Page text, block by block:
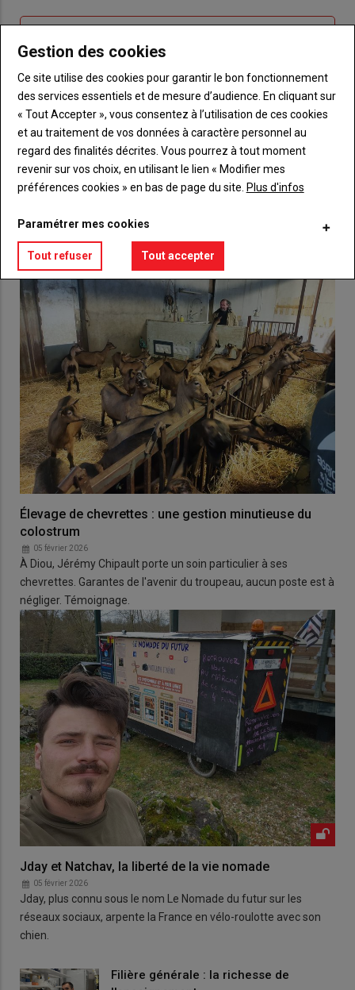
titre
TITRE CRÉEZ UN COMPTE
BodyChoisissez votre formule et créez votre
compte pour accéder à tout {nom-site}.
Lien Créez un compte
Élevage de chevrettes : une gestion minutieuse du
colostrum
05 février 2026
À Diou, Jérémy Chipault porte un soin particulier à ses
chevrettes. Garantes de l'avenir du troupeau, aucun poste est à
négliger. Témoignage.
Jday et Natchav, la liberté de la vie nomade
05 février 2026
Jday, plus connu sous le nom Le Nomade du futur sur les
réseaux sociaux, arpente la France en vélo-roulotte avec son
chien.
Filière générale : la richesse de
Gestion des cookies
Ce site utilise des cookies pour garantir le bon fonctionnement
des services essentiels et de mesure d’audience. En cliquant sur
« Tout Accepter », vous consentez à l’utilisation de ces cookies
et au traitement de vos données à caractère personnel au
regard des finalités décrites. Vous pourrez à tout moment
revenir sur vos choix, en utilisant le lien « Modifier mes
préférences cookies » en bas de page du site. Plus d'infos
Paramétrer mes cookies
Tout refuser Tout accepter